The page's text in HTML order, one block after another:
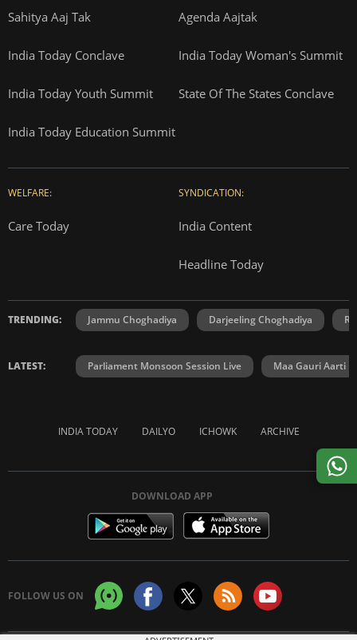
Sahitya Aaj Tak Agenda Aajtak
India Today Conclave India Today Woman's Summit
India Today Youth Summit State Of The States Conclave
India Today Education Summit
WELFARE:
Care Today
SYNDICATION:
India Content
Headline Today
TRENDING: Jammu Choghadiya Darjeeling Choghadiya
LATEST: Parliament Monsoon Session Live Maa Gauri Aarti
INDIA TODAY DAILYO ICHOWK ARCHIVE
DOWNLOAD APP
FOLLOW US ON